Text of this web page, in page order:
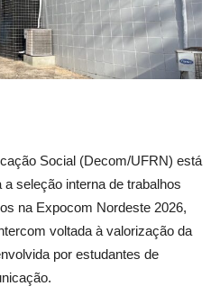
Social (Decom/UFRN) está
seleção interna de trabalhos
na Expocom Nordeste 2026,
voltada à valorização da
por estudantes de